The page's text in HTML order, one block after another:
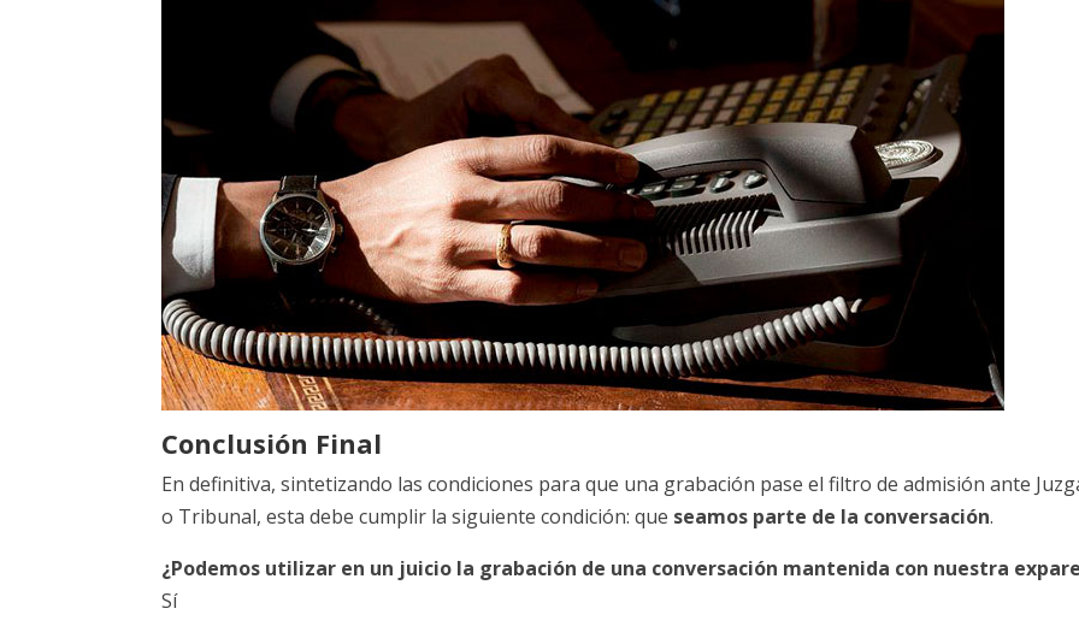
Conclusión Final
En definitiva, sintetizando las condiciones para que una grabación pase el filtro de admisión ante
o Tribunal, esta debe cumplir la siguiente condición: que seamos parte de la conversación.
¿Podemos utilizar en un juicio la grabación de una conversación mantenida con nuestra
Sí